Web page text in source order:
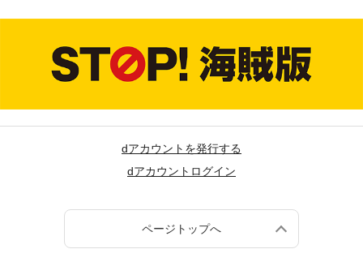
dアカウントを発行する
dアカウントログイン
ページトップへ